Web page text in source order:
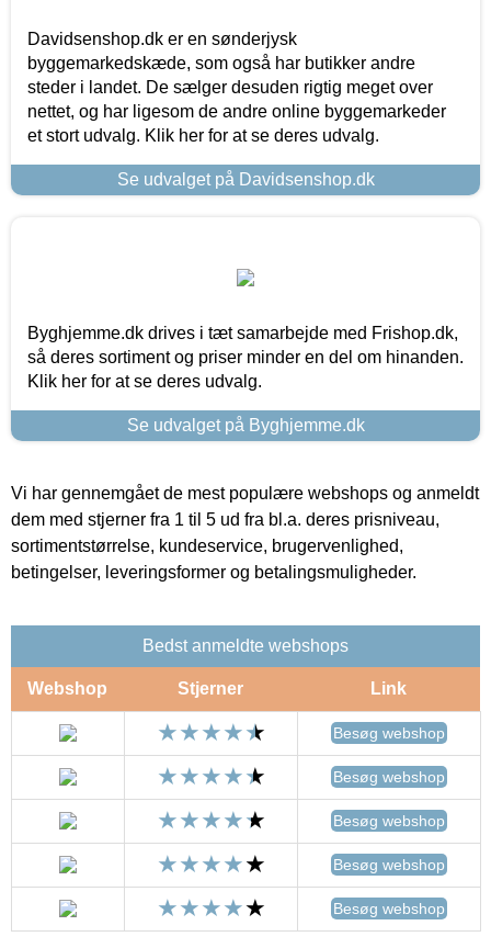
Davidsenshop.dk er en sønderjysk
byggemarkedskæde, som også har butikker andre
steder i landet. De sælger desuden rigtig meget over
nettet, og har ligesom de andre online byggemarkeder
et stort udvalg. Klik her for at se deres udvalg.
Se udvalget på Davidsenshop.dk
Byghjemme.dk drives i tæt samarbejde med Frishop.dk,
så deres sortiment og priser minder en del om hinanden.
Klik her for at se deres udvalg.
Se udvalget på Byghjemme.dk
Vi har gennemgået de mest populære webshops og anmeldt
dem med stjerner fra 1 til 5 ud fra bl.a. deres prisniveau,
sortimentstørrelse, kundeservice, brugervenlighed,
betingelser, leveringsformer og betalingsmuligheder.
Bedst anmeldte webshops
Webshop Stjerner Link
Besøg webshop
Besøg webshop
Besøg webshop
Besøg webshop
Besøg webshop